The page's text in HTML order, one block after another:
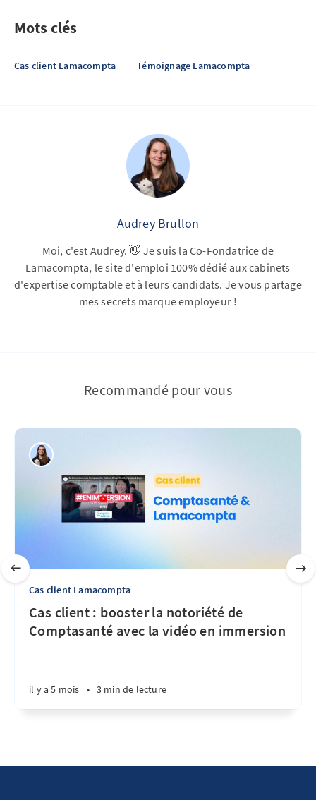
Mots clés
Cas client Lamacompta Témoignage Lamacompta
Audrey Brullon
Moi, c'est Audrey. 👋 Je suis la Co-Fondatrice de
Lamacompta, le site d'emploi 100% dédié aux cabinets
d'expertise comptable et à leurs candidats. Je vous partage
mes secrets marque employeur !
Recommandé pour vous
Cas client Lamacompta
Cas client : booster la notoriété de
Comptasanté avec la vidéo en immersion
il y a 5 mois • 3 min de lecture